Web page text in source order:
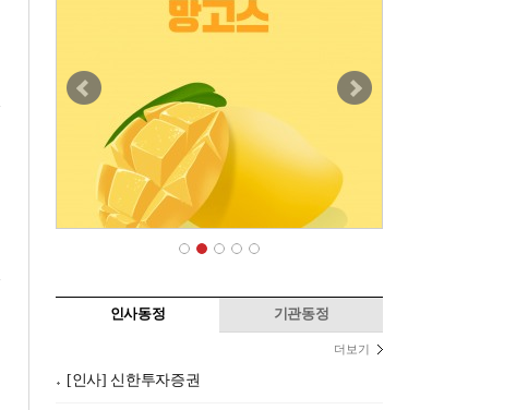
인사동정 기관동정
더보기
[인사] 신한투자증권